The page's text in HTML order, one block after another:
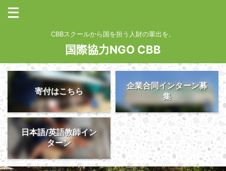
CBBスクールから国を担う人財の輩出を。
国際協力NGO CBB
寄付はこちら
企業合同インターン募
集
日本語/英語教師イン
ターン